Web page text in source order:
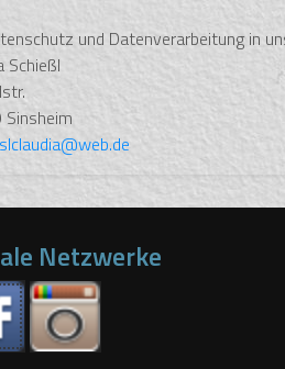
und Datenverarbeitung in
Schießl
Netzwerke